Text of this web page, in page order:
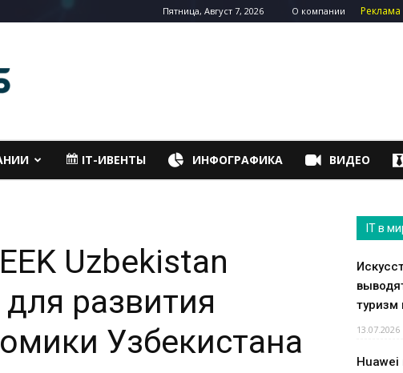
Пятница, Август 7, 2026 О компании Реклама
IT-ИВЕНТЫ ИНФОГРАФИКА ВИДЕО
Uzbekistan
развития
Узбекистана
IT в
туризм
Huawei